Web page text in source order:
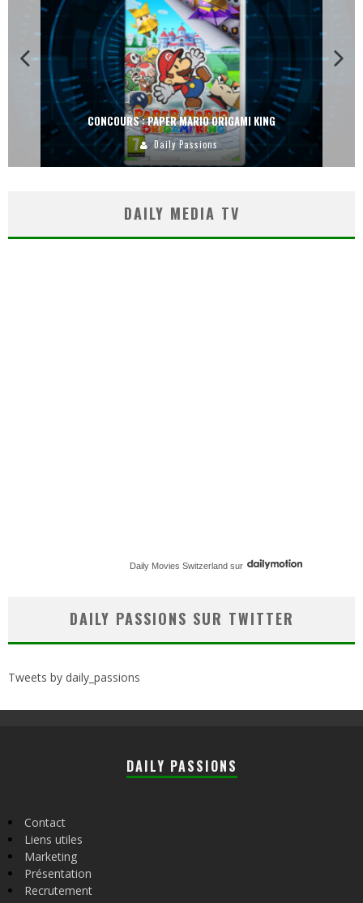
CONCOURS : PAPER MARIO ORIGAMI KING
Daily Passions
DAILY MEDIA TV
Daily Movies Switzerland sur
DAILY PASSIONS SUR TWITTER
Tweets by daily_passions
DAILY PASSIONS
Contact
Liens utiles
Marketing
Présentation
Recrutement